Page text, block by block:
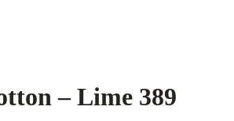
– Lime 389